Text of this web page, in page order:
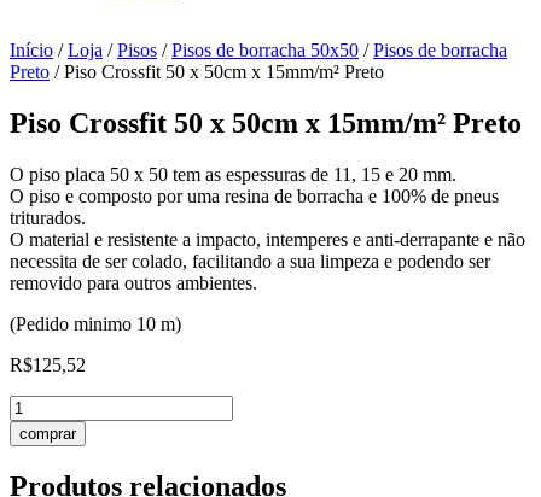
Início /Loja /Pisos /Pisos de borracha 50x50 /Pisos de borracha
Preto / Piso Crossfit 50 x 50cm x 15mm/m² Preto
Piso Crossfit 50 x 50cm x 15mm/m² Preto
O piso placa 50 x 50 tem as espessuras de 11, 15 e 20 mm.
O piso e composto por uma resina de borracha e 100% de pneus
triturados.
O material e resistente a impacto, intemperes e anti-derrapante e não
necessita de ser colado, facilitando a sua limpeza e podendo ser
removido para outros ambientes.
(Pedido minimo 10 m)
R$125,52
Piso
Crossfit
50
50cm
comprar
Produtos relacionados